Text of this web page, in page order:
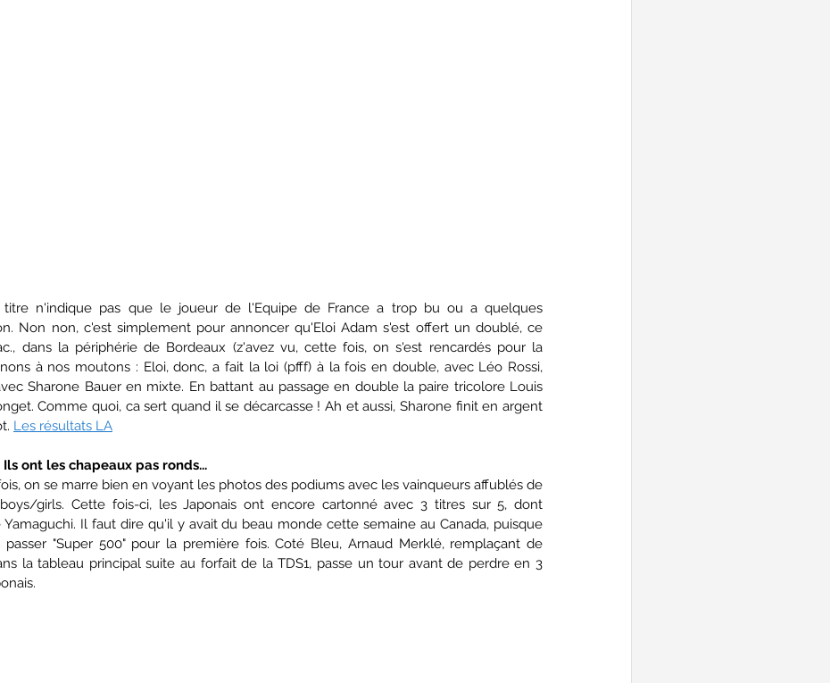
titre n'indique pas que le joueur de l'Equipe de France a trop bu ou a quelques
Non non, c'est simplement pour annoncer qu'Eloi Adam s'est offert un doublé, ce
dans la périphérie de Bordeaux (z'avez vu, cette fois, on s'est rencardés pour la
à nos moutons : Eloi, donc, a fait la loi (pfff) à la fois en double, avec Léo Rossi,
Sharone Bauer en mixte. En battant au passage en double la paire tricolore Louis
Comme quoi, ca sert quand il se décarcasse ! Ah et aussi, Sharone finit en argent
Les résultats LA
ont les chapeaux pas ronds...
on se marre bien en voyant les photos des podiums avec les vainqueurs affublés de
girls. Cette fois-ci, les Japonais ont encore cartonné avec 3 titres sur 5, dont
Il faut dire qu'il y avait du beau monde cette semaine au Canada, puisque
"Super 500" pour la première fois. Coté Bleu, Arnaud Merklé, remplaçant de
la tableau principal suite au forfait de la TDS1, passe un tour avant de perdre en 3